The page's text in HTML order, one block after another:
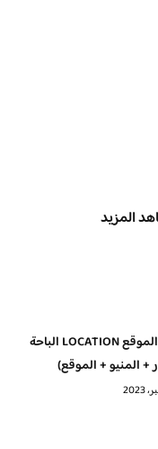
المزيد
مطعم الموقع LOCATION الباحة
+ المنيو + الموقع)